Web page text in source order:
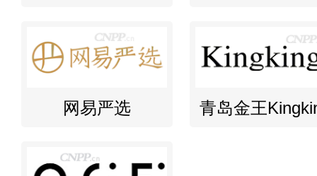
网易严选 青岛金王